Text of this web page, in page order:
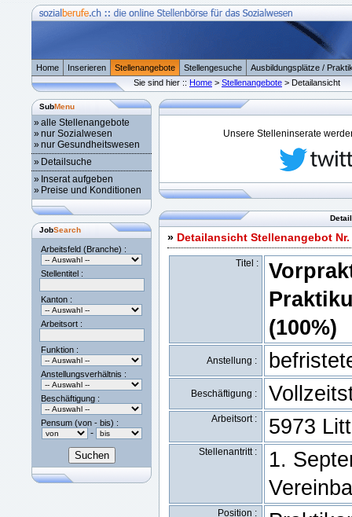
Home Inserieren Stellenangebote Stellengesuche
Ausbildungsplätze /
Sie sind hier :: Home > Stellenangebote > Detailansicht
SubMenu
»alle Stellenangebote
»nur Sozialwesen
»nur Gesundheitswesen
» Detailsuche
» Inserat aufgeben
» Preise und Konditionen
JobSearch
Arbeitsfeld (Branche) :
Stellentitel :
Kanton :
Arbeitsort :
Funktion :
Anstellungsverhältnis :
Beschäftigung :
Pensum (von - bis) :
-
Unsere Stelleninserate
» Detailansicht Stellenangebot Nr.
Titel :
(100%)
Anstellung :
Beschäftigung :
Arbeitsort : 5973
Stellenantritt :
1.
Position :